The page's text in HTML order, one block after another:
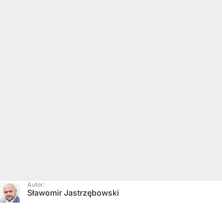
Autor:
Sławomir Jastrzębowski